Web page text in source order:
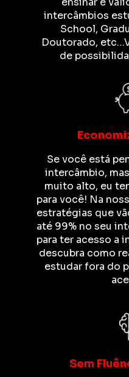
intercâmbios
School,
Doutorado,
de
Sem
Se você está
intercâmbio,
muito alto, eu
para você! Na
estratégias que
até 99% no seu
para ter acesso a
descubra como
estudar fora do